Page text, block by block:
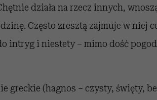
działa na rzecz innych,
Często zresztą zajmuje w niej
intryg i niestety – mimo dość
greckie (hagnos – czysty, święty,